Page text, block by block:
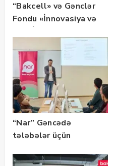
“Bakcell» və Gənclər
Fondu «İnnovasiya və
təqaüd proqramının
qalibləri ilə görüş
keçirib
“Nar” Gəncədə
tələbələr üçün
təlimləri təşkil edib